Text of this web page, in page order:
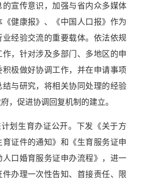
宣传意识，加强与省内众多媒体
健康报》、《中国人口报》作为
经验交流的重要载体。依法依规
，针对涉及多部门、多地区的申
极做好协调工作，并在申请事项
与研究，将相关协同处理的经验
，促进协调回复机制的建立。
划生育办证公开。下发《关于方
证件的通知》和《生育服务证申
口婚育服务证申办流程》，进一
办理一次性告知、首接责任、限